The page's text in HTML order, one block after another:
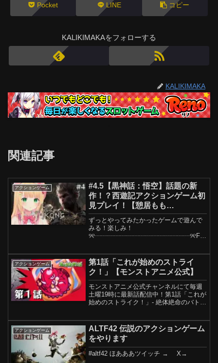
Pocket LINE コピー
KALIKIMAKAをフォローする
KALIKIMAKA
関連記事
アクションゲーム
#4.5【黒神話：悟空】話題の新
作！？西遊記アクションゲーム初
見プレイ！【憩居もも
あ/Vtuber】
ずっとやってみたかったゲームで遊んで
みる！楽しみ！
୨୧┈┈┈┈┈┈┈┈┈┈┈┈┈┈┈୨୧FA
い限定投稿、限定配信を見ることができ
ます！また、FANBOX会員限定の...
アクションゲーム
第1話「これが始めのストライ
ク！」【モンストアニメ公式】
モンストアニメ公式チャンネルにて毎週
土曜19時に最新話配信中！第1話「これが
始めのストライク！」- 絶体絶命のバトル
レンはその頃の記憶を無くしている。レ
ンのスマホに...
アクションゲーム
ALTF42 伝説のアクションゲーム
をやります
#altf42 ほあああツイッチ → X→